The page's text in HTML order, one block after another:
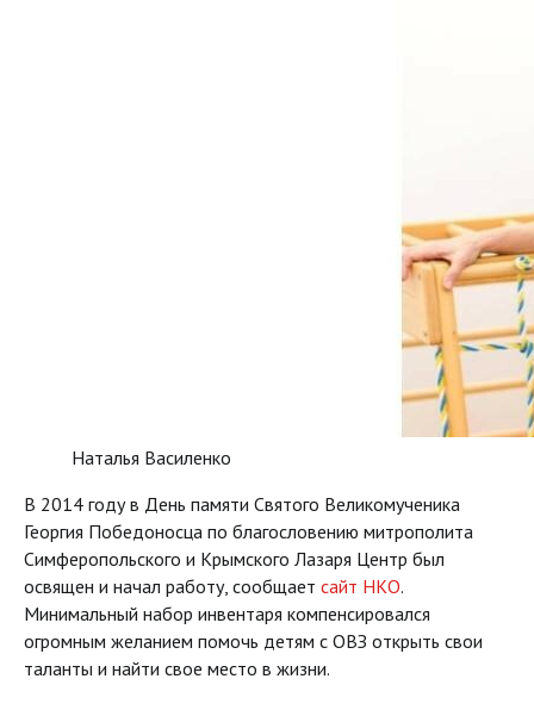
Наталья Василенко
В 2014 году в День памяти Святого Великомученика
Георгия Победоносца по благословению митрополита
Симферопольского и Крымского Лазаря Центр был
освящен и начал работу, сообщает сайт НКО.
Минимальный набор инвентаря компенсировался
огромным желанием помочь детям с ОВЗ открыть свои
таланты и найти свое место в жизни.